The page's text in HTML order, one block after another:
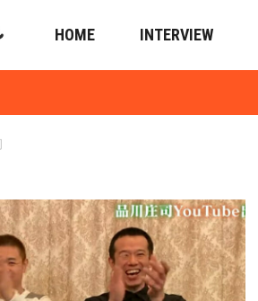
HOME INTERVIEW